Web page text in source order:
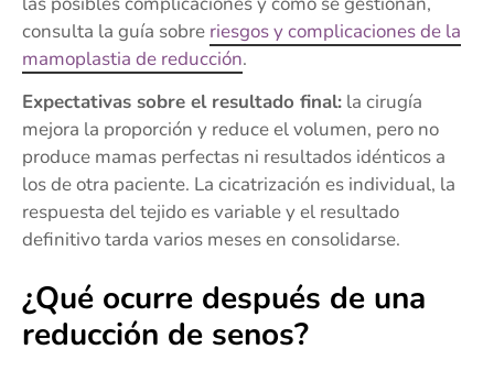
consulta la guía sobre riesgos y complicaciones de la
mamoplastia de reducción.
Expectativas sobre el resultado final: la cirugía
mejora la proporción y reduce el volumen, pero no
produce mamas perfectas ni resultados idénticos a
los de otra paciente. La cicatrización es individual, la
respuesta del tejido es variable y el resultado
definitivo tarda varios meses en consolidarse.
¿Qué ocurre después de una
reducción de senos?